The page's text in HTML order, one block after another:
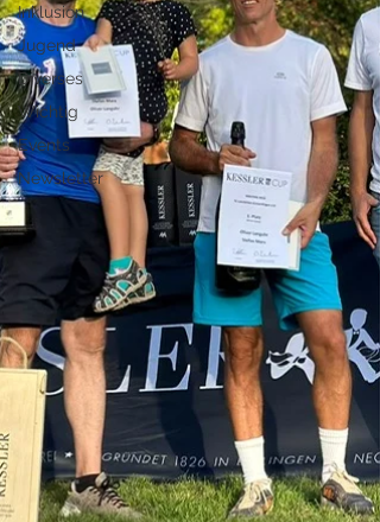
Inklusion
Jugend
Diverses
Wichtig
Events
Newsletter